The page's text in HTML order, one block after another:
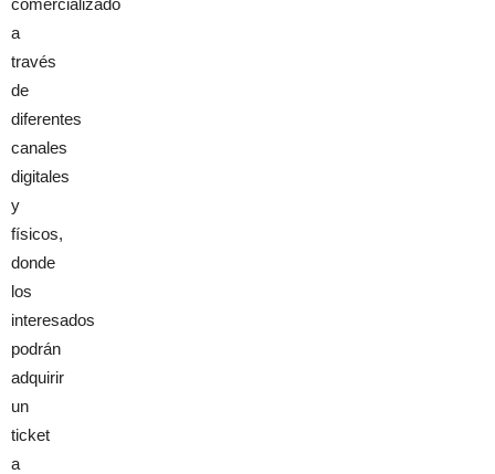
a
través
de
diferentes
canales
digitales
y
físicos,
donde
los
interesados
podrán
adquirir
un
ticket
a